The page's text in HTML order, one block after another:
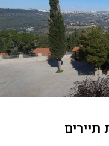
תיירים